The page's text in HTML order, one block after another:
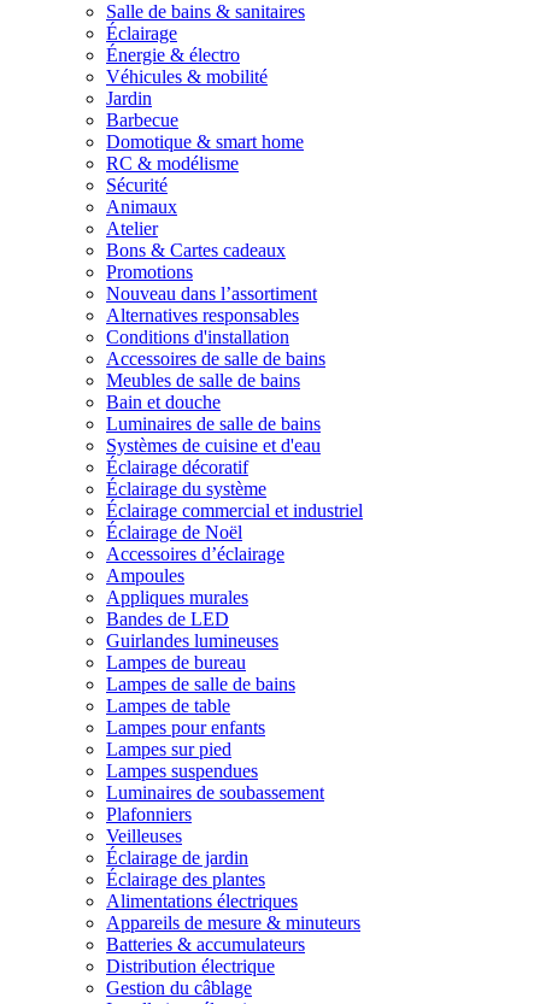
Salle de bains & sanitaires
Éclairage
Énergie & électro
Véhicules & mobilité
Jardin
Barbecue
Domotique & smart home
RC & modélisme
Sécurité
Animaux
Atelier
Bons & Cartes cadeaux
Promotions
Nouveau dans l’assortiment
Alternatives responsables
Conditions d'installation
Accessoires de salle de bains
Meubles de salle de bains
Bain et douche
Luminaires de salle de bains
Systèmes de cuisine et d'eau
Éclairage décoratif
Éclairage du système
Éclairage commercial et industriel
Éclairage de Noël
Accessoires d’éclairage
Ampoules
Appliques murales
Bandes de LED
Guirlandes lumineuses
Lampes de bureau
Lampes de salle de bains
Lampes de table
Lampes pour enfants
Lampes sur pied
Lampes suspendues
Luminaires de soubassement
Plafonniers
Veilleuses
Éclairage de jardin
Éclairage des plantes
Alimentations électriques
Appareils de mesure & minuteurs
Batteries & accumulateurs
Distribution électrique
Gestion du câblage